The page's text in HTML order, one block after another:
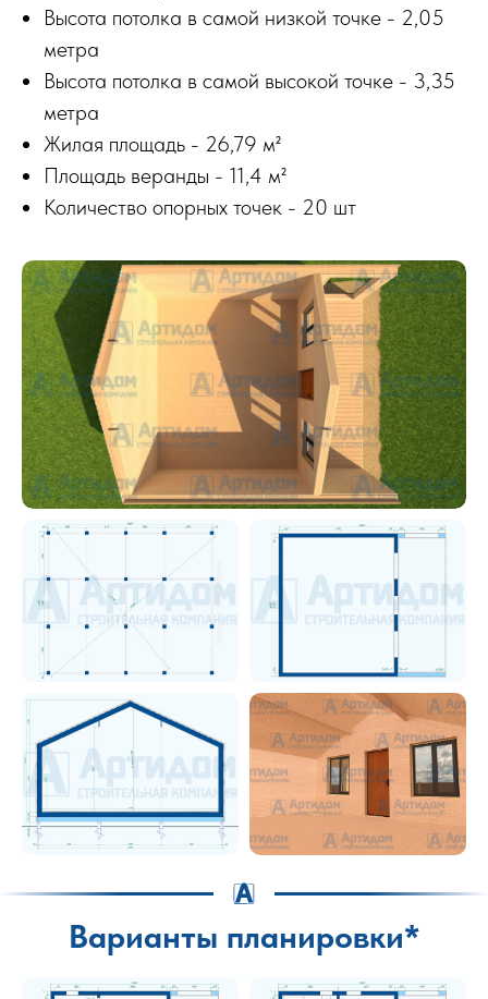
Высота потолка в самой низкой точке - 2,05
метра
Высота потолка в самой высокой точке - 3,35
метра
Жилая площадь - 26,79 м²
Площадь веранды - 11,4 м²
Количество опорных точек - 20 шт
Варианты планировки*